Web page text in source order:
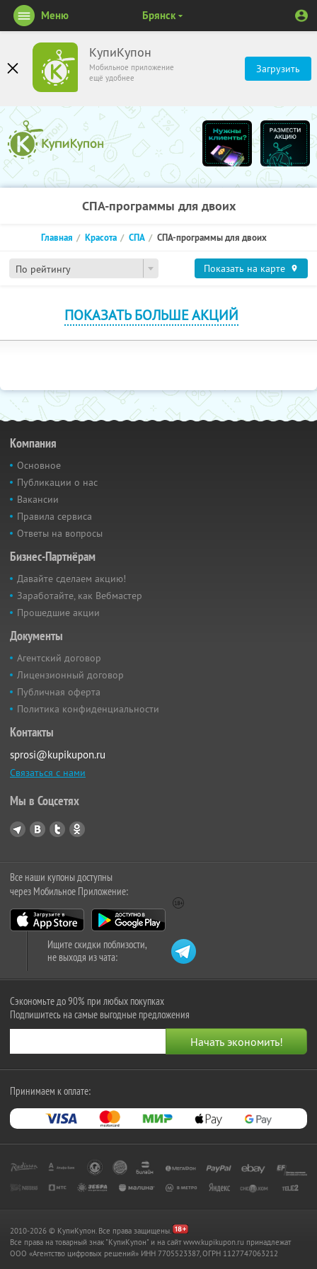
КупиКупон
Мобильное приложение
ещё удобнее
Загрузить
Меню Брянск
СПА-программы для двоих
По рейтингу
Главная Красота СПА СПА-программы для двоих
Показать на карте
ПОКАЗАТЬ БОЛЬШЕ АКЦИЙ
Компания
Основное
Публикации о нас
Вакансии
Правила сервиса
Ответы на вопросы
Бизнес-Партнёрам
Давайте сделаем акцию!
Заработайте, как Вебмастер
Прошедшие акции
Документы
Агентский договор
Лицензионный договор
Публичная оферта
Политика конфиденциальности
Контакты
sprosi@kupikupon.ru
Связаться с нами
Мы в Соцсетях
Все наши купоны доступны
через Мобильное Приложение:
Ищите скидки поблизости,
не выходя из чата:
Сэкономьте до 90% при любых покупках
Подпишитесь на самые выгодные предложения
Принимаем к оплате:
2010-2026 © КупиКупон. Все права защищены.
Все права на товарный знак "КупиКупон" и на сайт www.kupikupon.ru принадлежат
OOO «Агентство цифровых решений» ИНН 7705523387, ОГРН 1127747063212